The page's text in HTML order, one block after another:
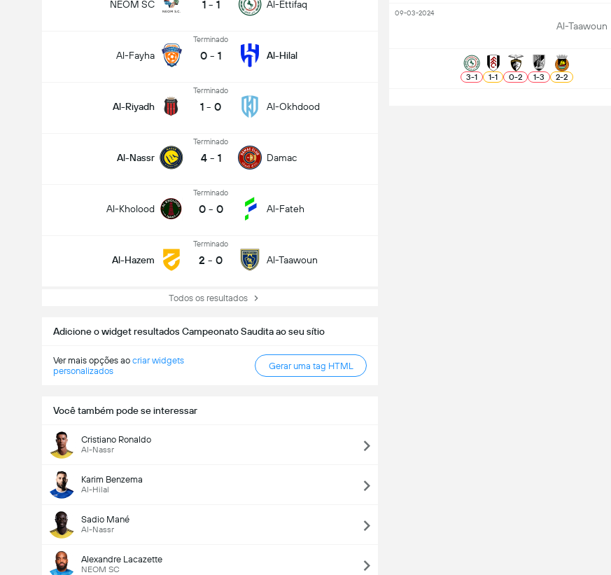
NEOM SC 1 - 1 Al-Ettifaq
Al-Fayha
Terminado
0 - 1 Al-Hilal
Al-Riyadh
Terminado
1 - 0 Al-Okhdood
Al-Nassr
Terminado
4 - 1 Damac
Al-Kholood
Terminado
0 - 0 Al-Fateh
Al-Hazem
Terminado
2 - 0 Al-Taawoun
Todos os resultados
Adicione o widget resultados Campeonato Saudita ao seu sítio
Ver mais opções ao criar widgets
personalizados
Gerar uma tag HTML
Você também pode se interessar
Cristiano Ronaldo
Al-Nassr
Karim Benzema
Al-Hilal
Sadio Mané
Al-Nassr
Alexandre Lacazette
NEOM SC
Al-Taawoun
09-03-2024
3-1 1-1 0-2 1-3 2-2